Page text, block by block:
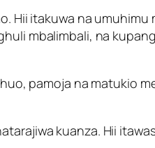
Hii itakuwa na umuhimu
mbalimbali, na
pamoja na matukio
kuanza. Hii